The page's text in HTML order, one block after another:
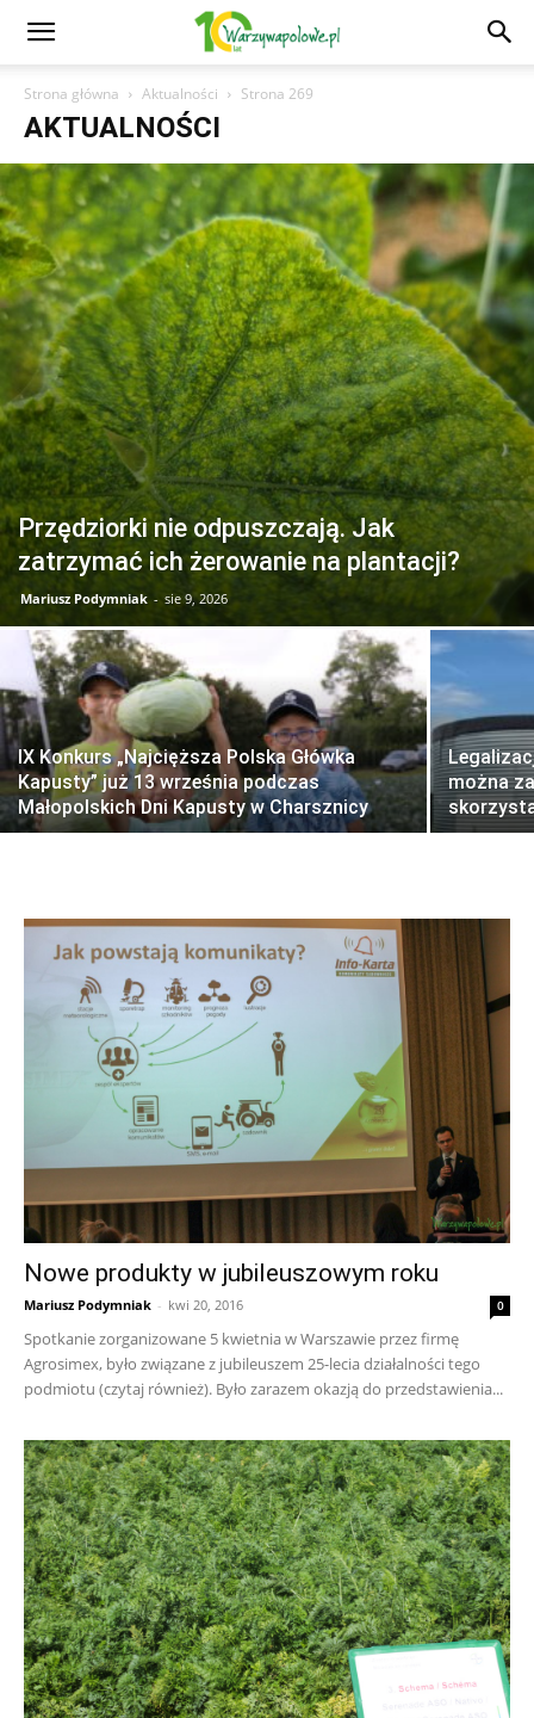
Strona główna Aktualności Strona 269
AKTUALNOŚCI
Przędziorki nie odpuszczają. Jak
zatrzymać ich żerowanie na plantacji?
Mariusz Podymniak - sie 9, 2026
IX Konkurs „Najcięższa Polska Główka
Kapusty” już 13 września podczas
Małopolskich Dni Kapusty w Charsznicy
można
Nowe produkty w jubileuszowym roku
Mariusz Podymniak - kwi 20, 2016 0
Spotkanie zorganizowane 5 kwietnia w Warszawie przez firmę
Agrosimex, było związane z jubileuszem 25-lecia działalności tego
podmiotu (czytaj również). Było zarazem okazją do przedstawienia...